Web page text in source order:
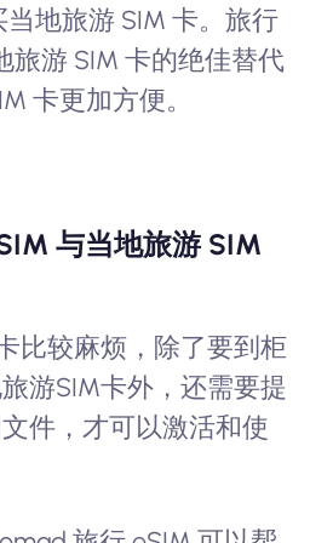
地旅游 SIM 卡。旅行
旅游 SIM 卡的绝佳替代
卡更加方便。
与当地旅游 SIM
比较麻烦，除了要到柜
游SIM卡外，还需要提
件，才可以激活和使